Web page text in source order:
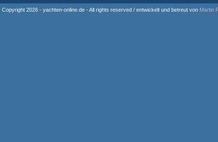
Copyright 2026 - yachten-online.de - All rights reserved / entwickelt und betreut von Martin